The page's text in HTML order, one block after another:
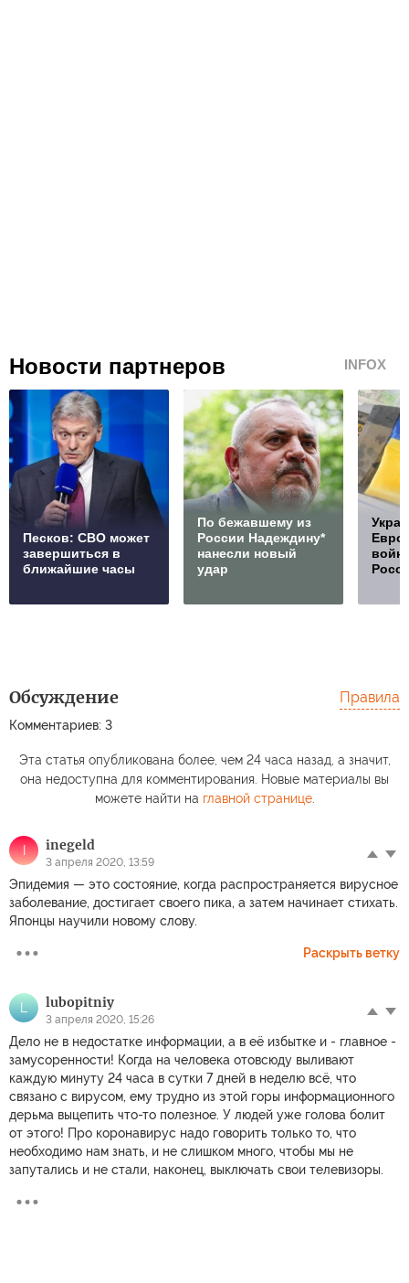
Новости партнеров INFOX
Песков: СВО может
завершиться в
ближайшие часы
По бежавшему из
России Надеждину*
нанесли новый
удар
Обсуждение
Комментариев: 3
Правила
Эта статья опубликована более, чем 24 часа назад, а значит,
она недоступна для комментирования. Новые материалы вы
можете найти на главной странице.
I inegeld
3 апреля 2020, 13:59
Эпидемия — это состояние, когда распространяется вирусное
заболевание, достигает своего пика, а затем начинает стихать.
Японцы научили новому слову.
Раскрыть ветку
L lubopitniy
3 апреля 2020, 15:26
Дело не в недостатке информации, а в её избытке и - главное -
замусоренности! Когда на человека отовсюду выливают
каждую минуту 24 часа в сутки 7 дней в неделю всё, что
связано с вирусом, ему трудно из этой горы информационного
дерьма выцепить что-то полезное. У людей уже голова болит
от этого! Про коронавирус надо говорить только то, что
необходимо нам знать, и не слишком много, чтобы мы не
запутались и не стали, наконец, выключать свои телевизоры.